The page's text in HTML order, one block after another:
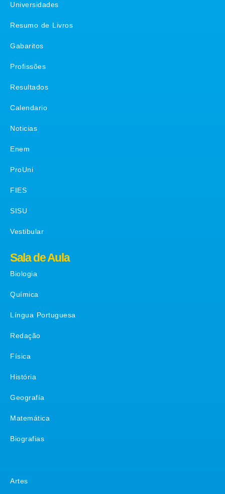
Universidades
Resumo de Livros
Gabaritos
Profissões
Resultados
Calendario
Noticias
Enem
ProUni
FIES
SISU
Vestibular
Sala de Aula
Biologia
Química
Língua Portuguesa
Redação
Física
História
Geografía
Matemática
Biografias
Artes